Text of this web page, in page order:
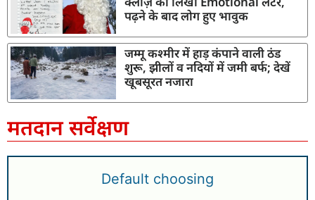
पढ़ने के बाद लोग हुए भावुक
जम्मू कश्मीर में हाड़ कंपाने वाली ठंड
शुरू, झीलों व नदियों में जमी बर्फ; देखें
खूबसूरत नजारा
मतदान सर्वेक्षण
Default choosing